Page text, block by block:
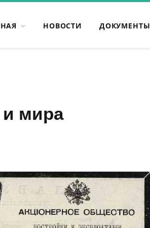
НОВОСТИ ДОКУМЕНТЫ
мира